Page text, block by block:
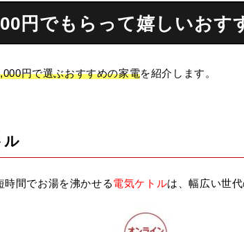
円でもらって嬉しいおす
円で選ぶおすすめの家電を紹介します。
ル
時間でお湯を沸かせる電気ケトルは、幅広い世